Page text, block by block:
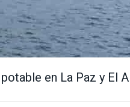
en La Paz y El